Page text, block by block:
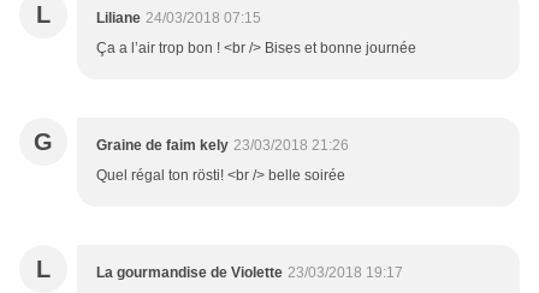
L Liliane 24/03/2018 07:15
Ça a l’air trop bon ! <br /> Bises et bonne journée
G Graine de faim kely 23/03/2018 21:26
Quel régal ton rösti! <br /> belle soirée
L La gourmandise de Violette 23/03/2018 19:17